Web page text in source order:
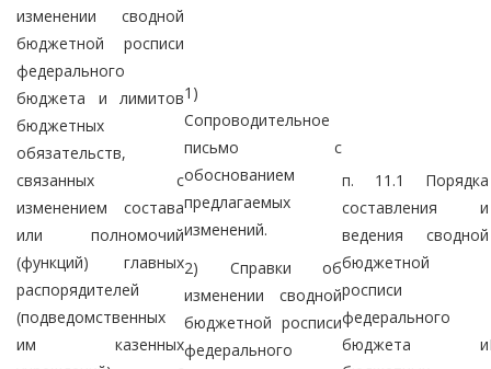
изменении сводной
бюджетной росписи
федерального
бюджета и лимитов
бюджетных
обязательств,
связанных с
изменением состава
или полномочий
(функций) главных
распорядителей
(подведомственных
им казенных
1)
Сопроводительное
письмо с
обоснованием
предлагаемых
изменений.
2) Справки об
изменении сводной
бюджетной росписи
федерального
п. 11.1 Порядка
составления и
ведения сводной
бюджетной
росписи
федерального
бюджета и